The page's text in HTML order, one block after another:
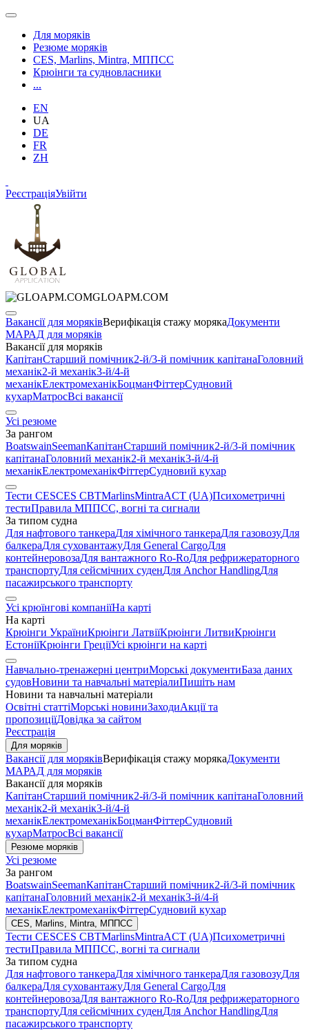
Для моряків
Резюме моряків
CES, Marlins, Mintra, МППСС
Крюінги та судновласники
...
EN
UA
DE
FR
ZH
РеєстраціяУвійти
GLOAPM.COM
Вакансії для моряківВерифікація стажу морякаДокументи
МАРАД для моряків
Вакансії для моряків
КапітанСтарший помічник2-й/3-й помічник капітанаГоловний
механік2-й механік3-й/4-й
механікЕлектромеханікБоцманФіттерСудновий
кухарМатросВсі вакансії
Усі резюме
За рангом
BoatswainSeemanКапітанСтарший помічник2-й/3-й помічник
капітанаГоловний механік2-й механік3-й/4-й
механікЕлектромеханікФіттерСудновий кухар
Тести CESCES CBTMarlinsMintraACT (UA)Психометричні
тестиПравила МППСС, вогні та сигнали
За типом судна
Для нафтового танкераДля хімічного танкераДля газовозуДля
балкераДля суховантажуДля General CargoДля
контейнеровозаДля вантажного Ro-RoДля рефрижераторного
транспортуДля сейсмічних суденДля Anchor HandlingДля
пасажирського транспорту
Усі крюїнгові компаніїНа карті
На карті
Крюінги УкраїниКрюінги ЛатвіїКрюінги ЛитвиКрюінги
ЕстоніїКрюінги ГреціїУсі крюінги на карті
Навчально-тренажерні центриМорські документиБаза даних
судовНовини та навчальні матеріалиПишіть нам
Новини та навчальні матеріали
Освітні статтіМорські новиниЗаходиАкції та
пропозиціїДовідка за сайтом
Реєстрація
Для моряків
Вакансії для моряківВерифікація стажу морякаДокументи
МАРАД для моряків
Вакансії для моряків
КапітанСтарший помічник2-й/3-й помічник капітанаГоловний
механік2-й механік3-й/4-й
механікЕлектромеханікБоцманФіттерСудновий
кухарМатросВсі вакансії
Резюме моряків
Усі резюме
За рангом
BoatswainSeemanКапітанСтарший помічник2-й/3-й помічник
капітанаГоловний механік2-й механік3-й/4-й
механікЕлектромеханікФіттерСудновий кухар
CES, Marlins, Mintra, МППСС
Тести CESCES CBTMarlinsMintraACT (UA)Психометричні
тестиПравила МППСС, вогні та сигнали
За типом судна
Для нафтового танкераДля хімічного танкераДля газовозуДля
балкераДля суховантажуДля General CargoДля
контейнеровозаДля вантажного Ro-RoДля рефрижераторного
транспортуДля сейсмічних суденДля Anchor HandlingДля
пасажирського транспорту